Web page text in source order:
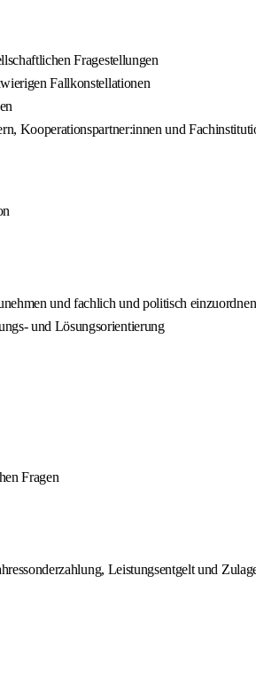
Fragestellungen
Fallkonstellationen
Kooperationspartner:innen und
und fachlich und politisch einzuordnen
und Lösungsorientierung
Fragen
Leistungsentgelt und